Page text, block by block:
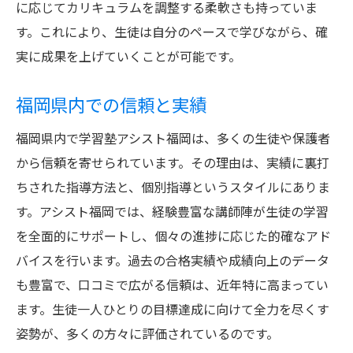
信頼される教育支援の実績
生徒と保護者からの高評価
教育プログラムの多様性
福岡県での高い支持の理由
学習塾アシスト福岡の個別カリキュラムの秘密
柔軟で適応性のあるプログラム
生徒の目標に合わせたカリキュラム
学習意欲を引き出す工夫
個別カリキュラムがもたらす成果
カリキュラム設計の裏側
に応じてカリキュラムを調整する柔軟さも持っていま
す。これにより、生徒は自分のペースで学びながら、確
実に成果を上げていくことが可能です。
福岡県内での信頼と実績
福岡県内で学習塾アシスト福岡は、多くの生徒や保護者
から信頼を寄せられています。その理由は、実績に裏打
ちされた指導方法と、個別指導というスタイルにありま
す。アシスト福岡では、経験豊富な講師陣が生徒の学習
を全面的にサポートし、個々の進捗に応じた的確なアド
バイスを行います。過去の合格実績や成績向上のデータ
も豊富で、口コミで広がる信頼は、近年特に高まってい
ます。生徒一人ひとりの目標達成に向けて全力を尽くす
姿勢が、多くの方々に評価されているのです。